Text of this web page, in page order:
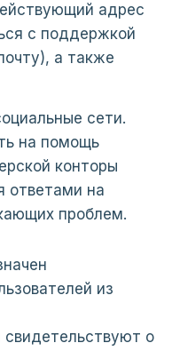
адрес
с поддержкой
а также
сети.
на помощь
конторы
ответами на
проблем.
из
о